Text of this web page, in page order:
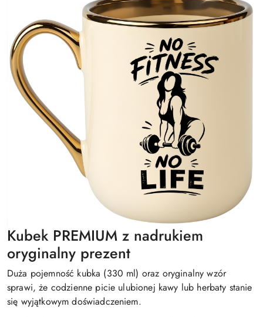
Kubek PREMIUM z nadrukiem
oryginalny prezent
Duża pojemność kubka (330 ml) oraz oryginalny wzór
sprawi, że codzienne picie ulubionej kawy lub herbaty stanie
się wyjątkowym doświadczeniem.